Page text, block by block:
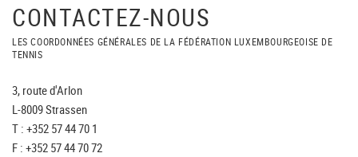
CONTACTEZ-NOUS
LES COORDONNÉES GÉNÉRALES DE LA FÉDÉRATION LUXEMBOURGEOISE DE
TENNIS
3, route d'Arlon
L-8009 Strassen
T : +352 57 44 70 1
F : +352 57 44 70 72